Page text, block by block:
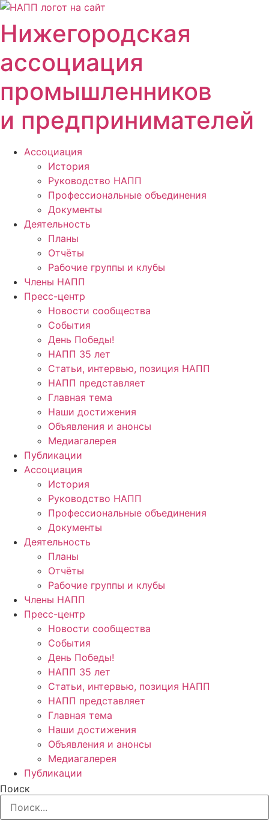
Перейти
содержимому
Нижегородская
ассоциация
промышленников
и предпринимателей
Ассоциация
История
Руководство НАПП
Профессиональные объединения
Документы
Деятельность
Планы
Отчёты
Рабочие группы и клубы
Члены НАПП
Пресс-центр
Новости сообщества
События
День Победы!
НАПП 35 лет
Статьи, интервью, позиция НАПП
НАПП представляет
Главная тема
Наши достижения
Объявления и анонсы
Медиагалерея
Публикации
Ассоциация
История
Руководство НАПП
Профессиональные объединения
Документы
Деятельность
Планы
Отчёты
Рабочие группы и клубы
Члены НАПП
Пресс-центр
Новости сообщества
События
День Победы!
НАПП 35 лет
Статьи, интервью, позиция НАПП
НАПП представляет
Главная тема
Наши достижения
Объявления и анонсы
Медиагалерея
Публикации
Поиск